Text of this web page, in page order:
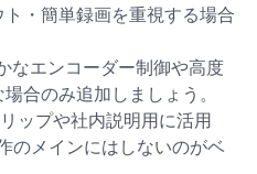
・簡単録画を重視する場合
なエンコーダー制御や高度
合のみ追加しましょう。
ップや社内説明用に活用
のメインにはしないのがベ